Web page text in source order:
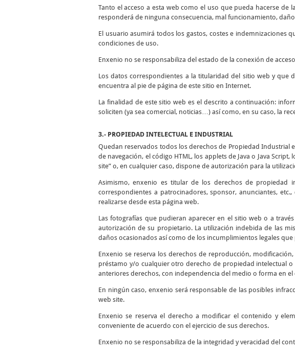
Tanto el acceso a esta web como el uso que pueda hacerse
responderá de ninguna consecuencia, mal funcionamiento,
El usuario asumirá todos los gastos, costes e indemnizaciones
condiciones de uso.
Enxenio no se responsabiliza del estado de la conexión de
Los datos correspondientes a la titularidad del sitio web y que
encuentra al pie de página de este sitio en Internet.
La finalidad de este sitio web es el descrito a continuación:
soliciten (ya sea comercial, noticias…) así como, en su caso, la
3.- PROPIEDAD INTELECTUAL E INDUSTRIAL
Quedan reservados todos los derechos de Propiedad Industrial
de navegación, el código HTML, los applets de Java o Java
site” o, en cualquier caso, dispone de autorización para la
Asimismo, enxenio es titular de los derechos de propiedad
correspondientes a patrocinadores, sponsor, anunciantes,
realizarse desde esta página web.
Las fotografías que pudieran aparecer en el sitio web o a
autorización de su propietario. La utilización indebida de las
daños ocasionados así como de los incumplimientos legales
Enxenio se reserva los derechos de reproducción,
préstamo y/o cualquier otro derecho de propiedad intelectual
anteriores derechos, con independencia del medio o forma en
En ningún caso, enxenio será responsable de las posibles
web site.
Enxenio se reserva el derecho a modificar el contenido y
conveniente de acuerdo con el ejercicio de sus derechos.
Enxenio no se responsabiliza de la integridad y veracidad del